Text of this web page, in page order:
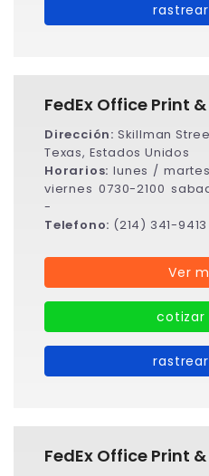
FedEx Office Print
Dirección: Skillman
Texas, Estados Unidos
Horarios:lunes /
viernes 0730-2100
-
Telefono: (214) 341-9413
Ver
cotizar
FedEx Office Print